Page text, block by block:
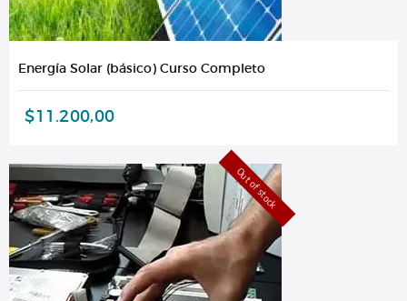
Energía Solar (básico) Curso Completo
$11.200,00
Out of stock